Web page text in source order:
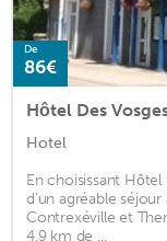
De
86€
Hôtel Des
Hotel
En choisissant
d'un agréable
Contrexéville et
4,9 km de ...